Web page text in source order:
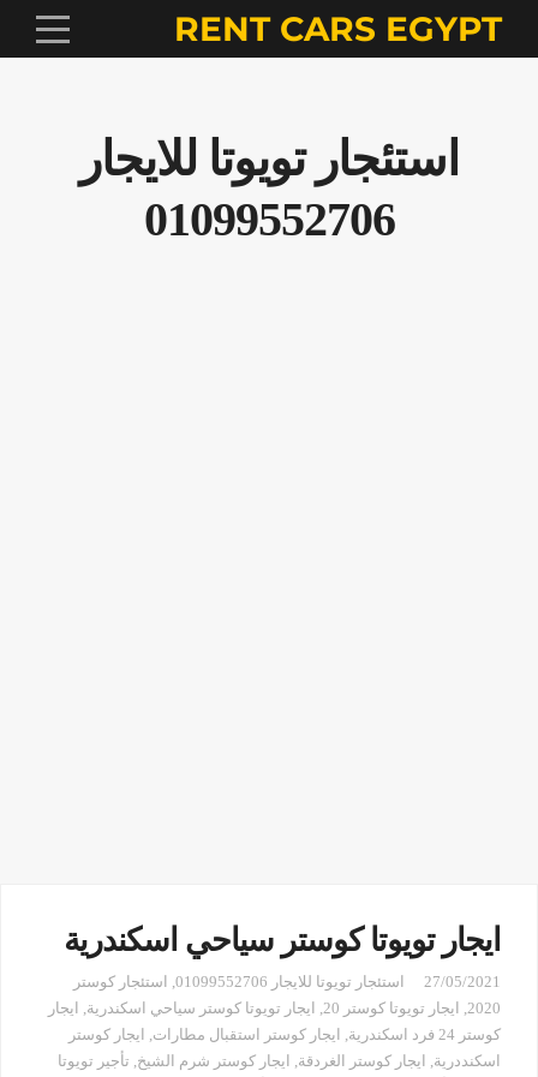
RENT CARS EGYPT
استئجار تويوتا للايجار
01099552706
ايجار تويوتا كوستر سياحي اسكندرية
27/05/2021 استئجار تويوتا للايجار 01099552706 , استئجار كوستر
2020
, ايجار تويوتا كوستر 20 , ايجار تويوتا كوستر سياحي اسكندرية, ايجار
كوستر 24 فرد اسكندرية
, ايجار كوستر استقبال مطارات, ايجار كوستر
اسكنددرية, ايجار كوستر الغردقة, ايجار كوستر شرم الشيخ, تأجير تويوتا